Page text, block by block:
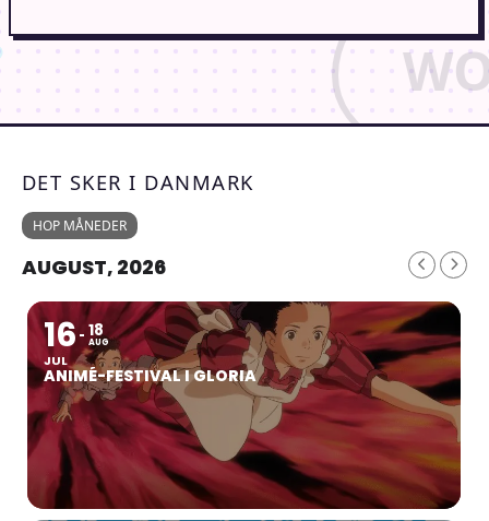
DET SKER I DANMARK
HOP MÅNEDER
AUGUST, 2026
16
JUL
18
AUG
ANIMÉ-FESTIVAL I GLORIA